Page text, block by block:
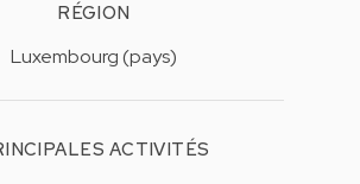
RÉGION
Luxembourg (pays)
ACTIVITÉS